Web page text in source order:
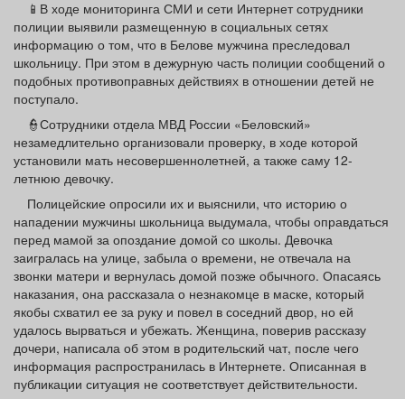
Афиша Обучение Проекты
Товары
ТВ программа Я - пенсионер
📱В ходе мониторинга СМИ и сети Интернет сотрудники
полиции выявили размещенную в социальных сетях
информацию о том, что в Белове мужчина преследовал
школьницу. При этом в дежурную часть полиции сообщений о
подобных противоправных действиях в отношении детей не
поступало.
👮Сотрудники отдела МВД России «Беловский»
незамедлительно организовали проверку, в ходе которой
установили мать несовершеннолетней, а также саму 12-
летнюю девочку.
Полицейские опросили их и выяснили, что историю о
нападении мужчины школьница выдумала, чтобы оправдаться
перед мамой за опоздание домой со школы. Девочка
заигралась на улице, забыла о времени, не отвечала на
звонки матери и вернулась домой позже обычного. Опасаясь
наказания, она рассказала о незнакомце в маске, который
якобы схватил ее за руку и повел в соседний двор, но ей
удалось вырваться и убежать. Женщина, поверив рассказу
дочери, написала об этом в родительский чат, после чего
информация распространилась в Интернете. Описанная в
публикации ситуация не соответствует действительности.